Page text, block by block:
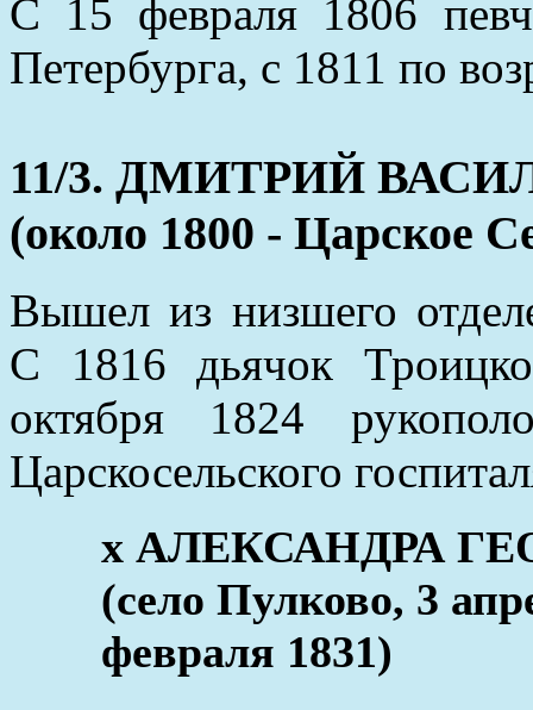
С 15 февраля 1806
Петербурга, с 1811 по
11/3. ДМИТРИЙ
(около 1800 - Царское
Вышел из низшего
С 1816 дьячок
октября 1824
Царскосельского
x АЛЕКСАНДРА
(село Пулково, 3
февраля 1831)